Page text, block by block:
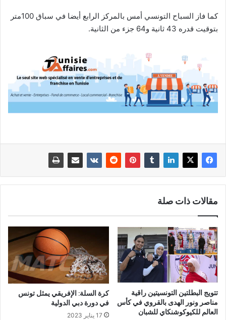
كما فاز السباح التونسي أمس بالمركز الرابع أيضا في سباق 100متر
بتوقيت قدره 43 ثانية و64 جزء من الثانية.
مقالات ذات صلة
تتويج البطلتين التونسيتين راقية
مناصر ونور الهدى بالقروي في كأس
العالم للكيوكوشنكاي للشبان
كرة السلة: الإفريقي يمثل تونس
في دورة دبي الدولية
17 يناير 2023